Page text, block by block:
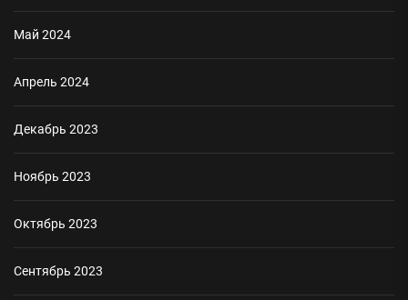
Май 2024
Апрель 2024
Декабрь 2023
Ноябрь 2023
Октябрь 2023
Сентябрь 2023